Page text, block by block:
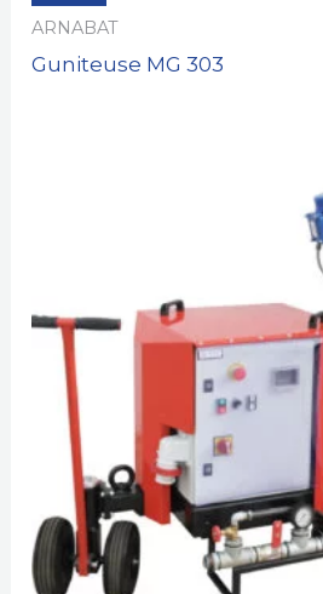
ARNABAT
Guniteuse MG 303